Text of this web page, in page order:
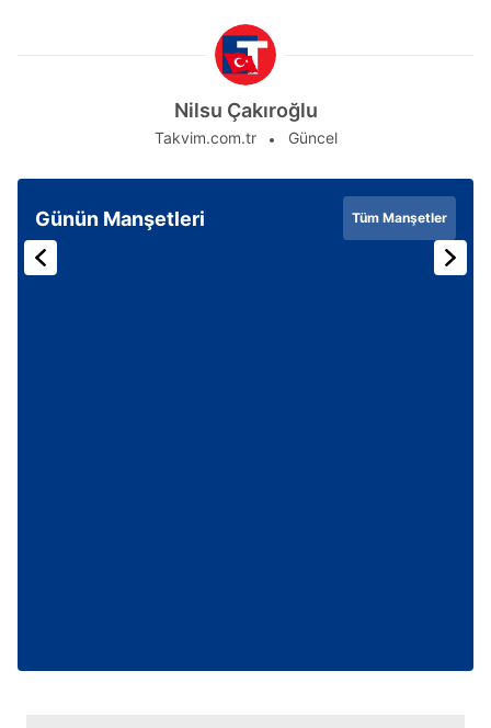
Nilsu Çakıroğlu
Takvim.com.tr Güncel
Günün Manşetleri Tüm Manşetler